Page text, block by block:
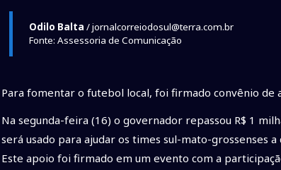
Odilo Balta / jornalcorreiodosul@terra.com.br
Fonte: Assessoria de Comunicação
Para fomentar o futebol local, foi firmado convênio de
Na segunda-feira (16) o governador repassou R$ 1
será usado para ajudar os times sul-mato-grossenses
Este apoio foi firmado em um evento com a